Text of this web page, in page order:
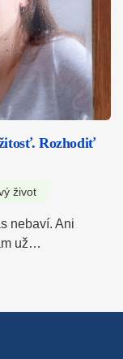
Rozhodiť
život
nebaví. Ani
už…